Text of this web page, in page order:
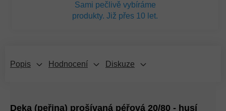
Sami pečlivě vybíráme
produkty. Již přes 10 let.
Popis Hodnocení Diskuze
Deka (peřina) prošívaná péřová 20/80 - husí